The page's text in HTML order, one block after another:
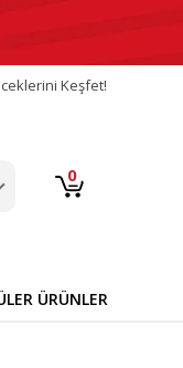
Keşfet!
0
ÜRÜNLER